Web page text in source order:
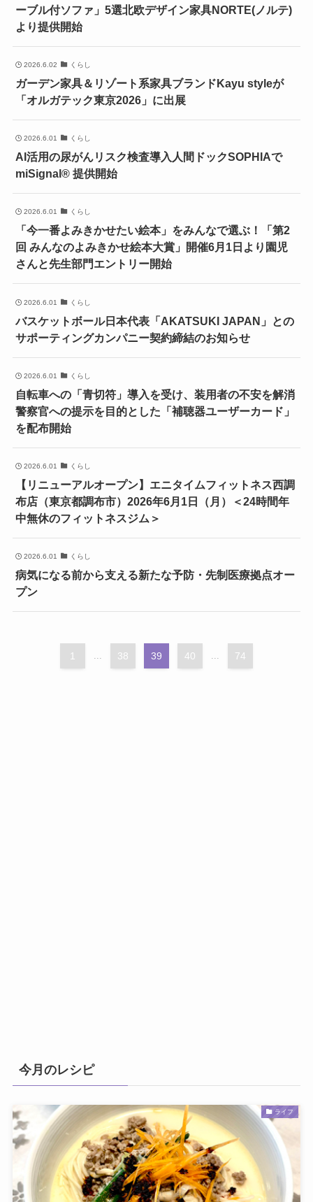
ーブル付ソファ」5選北欧デザイン家具NORTE(ノルテ)
より提供開始
2026.6.02 くらし
ガーデン家具＆リゾート系家具ブランドKayu styleが
「オルガテック東京2026」に出展
2026.6.01 くらし
AI活用の尿がんリスク検査導入人間ドックSOPHIAで
miSignal® 提供開始
2026.6.01 くらし
「今一番よみきかせたい絵本」をみんなで選ぶ！「第2
回 みんなのよみきかせ絵本大賞」開催6月1日より園児
さんと先生部門エントリー開始
2026.6.01 くらし
バスケットボール日本代表「AKATSUKI JAPAN」との
サポーティングカンパニー契約締結のお知らせ
2026.6.01 くらし
自転車への「青切符」導入を受け、装用者の不安を解消
警察官への提示を目的とした「補聴器ユーザーカード」
を配布開始
2026.6.01 くらし
【リニューアルオープン】エニタイムフィットネス西調
布店（東京都調布市）2026年6月1日（月）＜24時間年
中無休のフィットネスジム＞
2026.6.01 くらし
病気になる前から支える新たな予防・先制医療拠点オー
プン
1 ... 38 39 40 ... 74
今月のレシピ
ライフ